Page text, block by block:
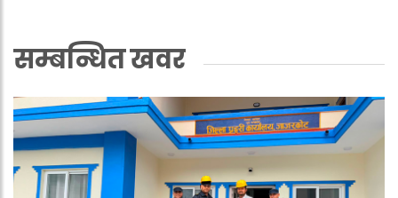
सम्बन्धित खवर